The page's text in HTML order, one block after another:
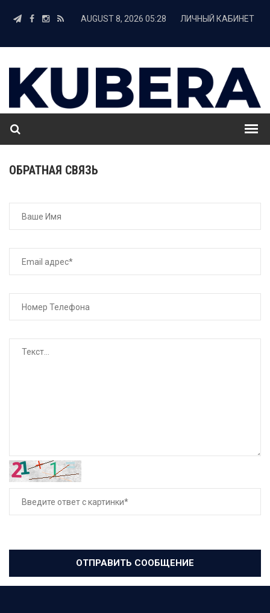
AUGUST 8, 2026 05:28 ЛИЧНЫЙ КАБИНЕТ
ОБРАТНАЯ СВЯЗЬ
ОТПРАВИТЬ СООБЩЕНИЕ